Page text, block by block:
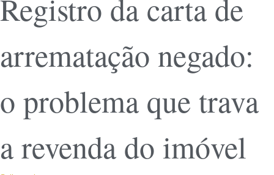
Registro da carta de
arrematação negado:
o problema que trava
a revenda do imóvel